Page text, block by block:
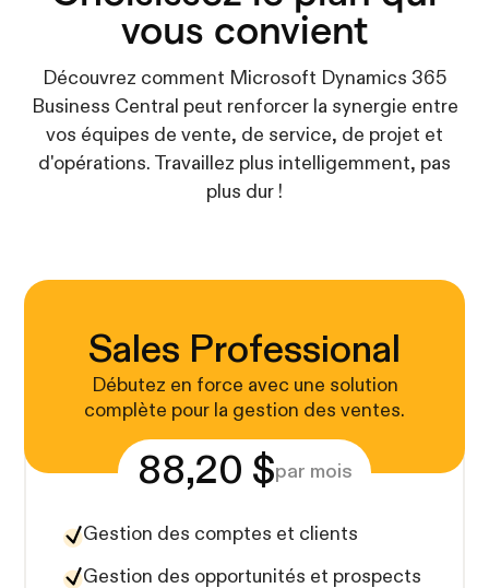
vous convient
Découvrez comment Microsoft Dynamics 365
Business Central peut renforcer la synergie entre
vos équipes de vente, de service, de projet et
d'opérations. Travaillez plus intelligemment, pas
plus dur !
Sales Professional
Débutez en force avec une solution
complète pour la gestion des ventes.
88,20 $par mois
Gestion des comptes et clients
Gestion des opportunités et prospects